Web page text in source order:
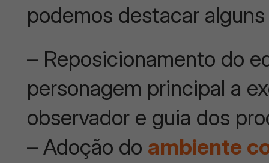
podemos destacar
– Reposicionamento do
personagem principal a
observador e guia dos
– Adoção do ambiente